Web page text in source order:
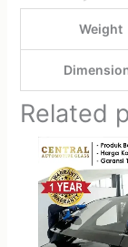
Weight
Related